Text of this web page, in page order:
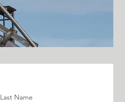
Last Name